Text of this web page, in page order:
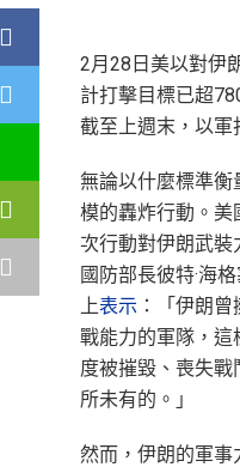
2月28日美以對伊
計打擊目標已超
截至上週末，以軍
無論以什麼標準衡
模的轟炸行動。美
次行動對伊朗武裝
國防部長彼特·海
上表示 ：「伊朗
戰能力的軍隊，這
度被摧毀、喪失
所未有的。」
然而，伊朗的軍事